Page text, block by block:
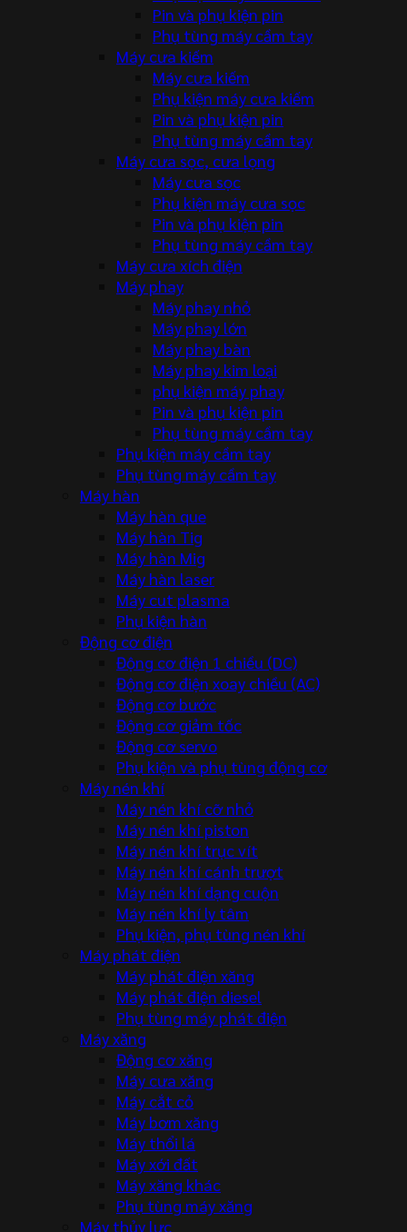
Pin và phụ kiện pin
Phụ tùng máy cầm tay
Máy cưa kiếm
Máy cưa kiếm
Phụ kiện máy cưa kiếm
Pin và phụ kiện pin
Phụ tùng máy cầm tay
Máy cưa sọc, cưa lọng
Máy cưa sọc
Phụ kiện máy cưa sọc
Pin và phụ kiện pin
Phụ tùng máy cầm tay
Máy cưa xích điện
Máy phay
Máy phay nhỏ
Máy phay lớn
Máy phay bàn
Máy phay kim loại
phụ kiện máy phay
Pin và phụ kiện pin
Phụ tùng máy cầm tay
Phụ kiện máy cầm tay
Phụ tùng máy cầm tay
Máy hàn
Máy hàn que
Máy hàn Tig
Máy hàn Mig
Máy hàn laser
Máy cut plasma
Phụ kiện hàn
Động cơ điện
Động cơ điện 1 chiều (DC)
Động cơ điện xoay chiều (AC)
Động cơ bước
Động cơ giảm tốc
Động cơ servo
Phụ kiện và phụ tùng động cơ
Máy nén khí
Máy nén khí cỡ nhỏ
Máy nén khí piston
Máy nén khí trục vít
Máy nén khí cánh trượt
Máy nén khí dạng cuộn
Máy nén khí ly tâm
Phụ kiện, phụ tùng nén khí
Máy phát điện
Máy phát điện xăng
Máy phát điện diesel
Phụ tùng máy phát điện
Máy xăng
Động cơ xăng
Máy cưa xăng
Máy cắt cỏ
Máy bơm xăng
Máy thổi lá
Máy xới đất
Máy xăng khác
Phụ tùng máy xăng
Máy thủy lực